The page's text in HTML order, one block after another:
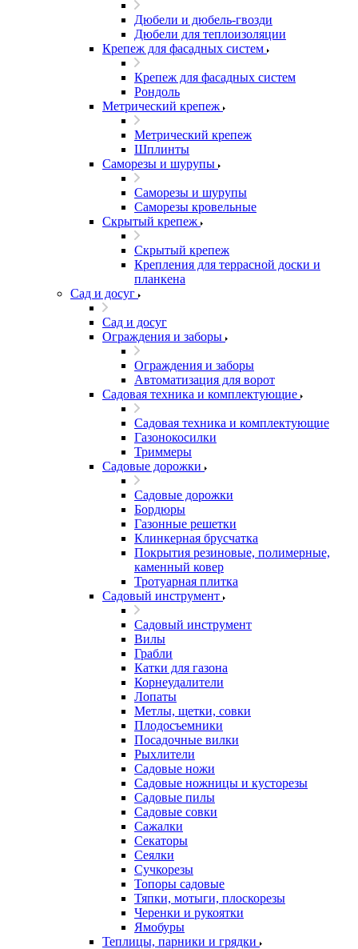
Дюбели и дюбель-гвозди
Дюбели для теплоизоляции
Крепеж для фасадных систем
Крепеж для фасадных систем
Рондоль
Метрический крепеж
Метрический крепеж
Шплинты
Саморезы и шурупы
Саморезы и шурупы
Саморезы кровельные
Скрытый крепеж
Скрытый крепеж
Крепления для террасной доски и
планкена
Сад и досуг
Сад и досуг
Ограждения и заборы
Ограждения и заборы
Автоматизация для ворот
Садовая техника и комплектующие
Садовая техника и комплектующие
Газонокосилки
Триммеры
Садовые дорожки
Садовые дорожки
Бордюры
Газонные решетки
Клинкерная брусчатка
Покрытия резиновые, полимерные,
каменный ковер
Тротуарная плитка
Садовый инструмент
Садовый инструмент
Вилы
Грабли
Катки для газона
Корнеудалители
Лопаты
Метлы, щетки, совки
Плодосъемники
Посадочные вилки
Рыхлители
Садовые ножи
Садовые ножницы и кусторезы
Садовые пилы
Садовые совки
Сажалки
Секаторы
Сеялки
Сучкорезы
Топоры садовые
Тяпки, мотыги, плоскорезы
Черенки и рукоятки
Ямобуры
Теплицы, парники и грядки